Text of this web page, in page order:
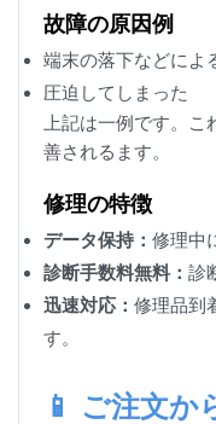
故障の原因例
端末の落下などによ
圧迫してしまった
上記は一例です。
善されるます。
修理の特徴
データ保持： 修理中
診断手数料無料： 診
迅速対応： 修理品到
す。
📱 ご注文か